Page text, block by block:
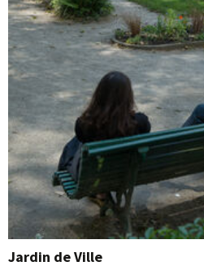
Jardin de Ville